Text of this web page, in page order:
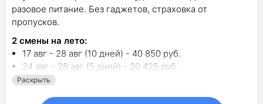
разовое питание. Без гаджетов, страховка от
пропусков.
2 смены на лето:
17 авг - 28 авг (10 дней) - 40 850 руб.
24 авг - 28 авг (5 дней) - 20 425 руб.
Раскрыть